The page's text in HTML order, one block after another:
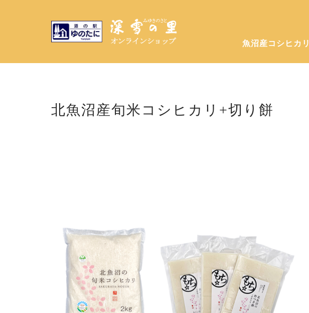
魚沼産コシヒカリ
北魚沼産旬米コシヒカリ+切り餅